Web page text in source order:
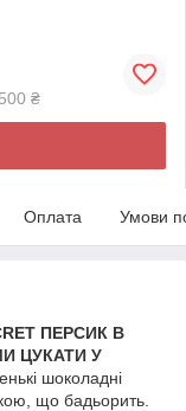
₴
Оплата Умови
ПЕРСИК В
ЦУКАТИ У
шоколадні
що бадьорить.